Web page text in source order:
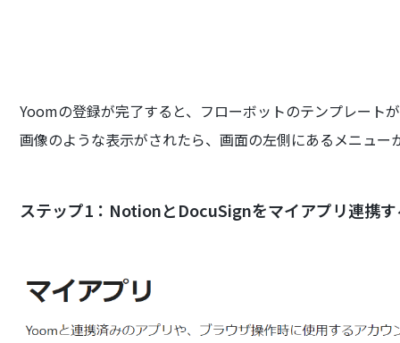
Yoomの登録が完了すると、フローボットのテンプレートが
画像のような表示がされたら、画面の左側にあるメニュー
ステップ1：NotionとDocuSignをマイアプリ連携